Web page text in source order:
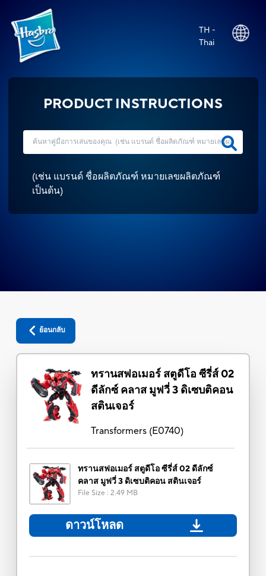
TH -
Thai
PRODUCT INSTRUCTIONS
(เช่น แบรนด์ ชื่อผลิตภัณฑ์ หมายเลขผลิตภัณฑ์
เป็นต้น)
ย้อนกลับ
ทรานสฟอเมอร์ สตูดีโอ ซีรี่ส์ 02
ดีลักซ์ คลาส มูฟวี่ 3 ดิเซบติคอน
สตินเจอร์
Transformers(E0740)
ทรานสฟอเมอร์ สตูดีโอ ซีรี่ส์ 02 ดีลักซ์
คลาส มูฟวี่ 3 ดิเซบติคอน สตินเจอร์
File Size : 2.49 MB
ดาวน์โหลด